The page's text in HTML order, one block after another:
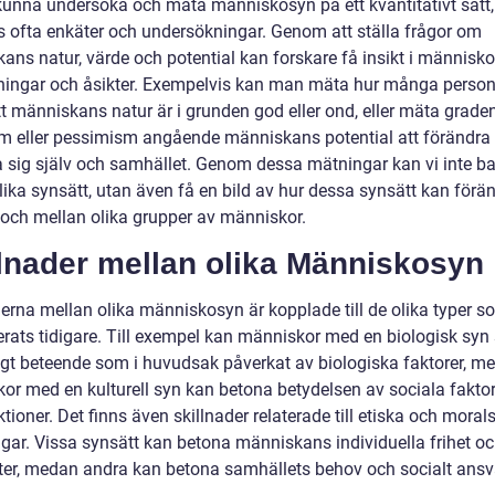
undersöka och mäta människosyn på ett kvantitativt sätt,
ofta enkäter och undersökningar. Genom att ställa frågor om
natur, värde och potential kan forskare få insikt i
och åsikter. Exempelvis kan man mäta hur många
människans natur är i grunden god eller ond, eller mäta
eller pessimism angående människans potential att förändra
sig själv och samhället. Genom dessa mätningar kan vi inte
synsätt, utan även få en bild av hur dessa synsätt kan
mellan olika grupper av människor.
mellan olika Människosyn
mellan olika människosyn är kopplade till de olika typer
tidigare. Till exempel kan människor med en biologisk syn
beteende som i huvudsak påverkat av biologiska faktorer,
med en kulturell syn kan betona betydelsen av sociala
Det finns även skillnader relaterade till etiska och
Vissa synsätt kan betona människans individuella frihet
medan andra kan betona samhällets behov och socialt